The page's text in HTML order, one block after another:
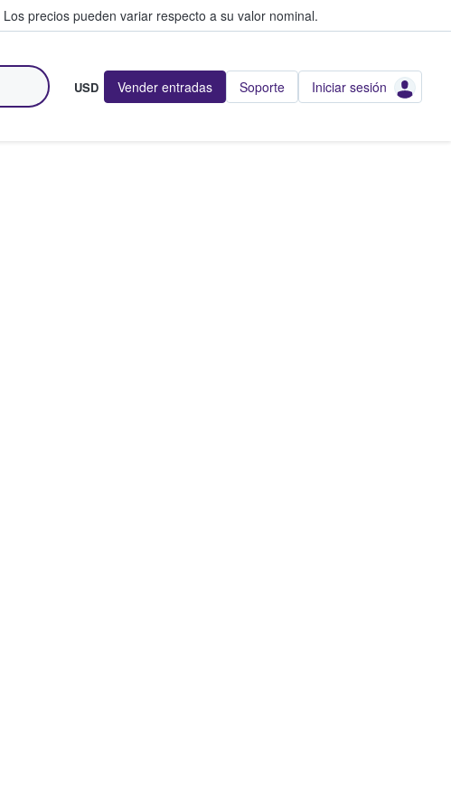
Los precios pueden variar respecto a su valor nominal.
USD Vender entradas Soporte Iniciar sesión